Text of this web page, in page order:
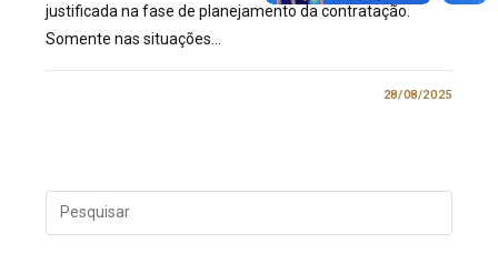
justificada na fase de planejamento da contratação.
Somente nas situações…
28/08/2025